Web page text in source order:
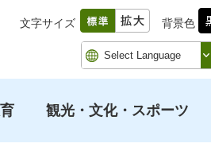
文字サイズ 背景色
観光・文化・スポーツ